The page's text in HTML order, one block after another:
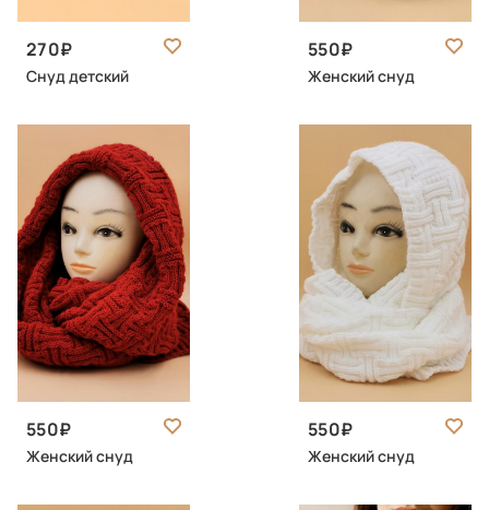
270
Снуд детский
550
Женский снуд
550
Женский снуд
550
Женский снуд